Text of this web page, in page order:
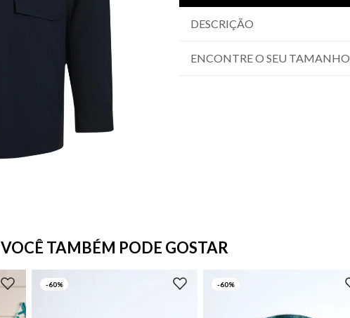
DESCRIÇÃO
ENCONTRE O SEU TAMANHO
VOCÊ TAMBÉM PODE GOSTAR
-60% -60%